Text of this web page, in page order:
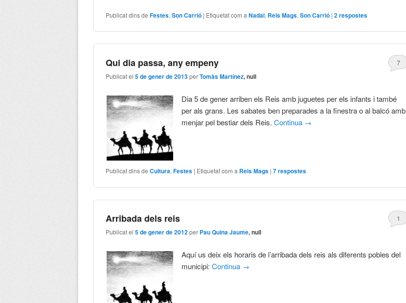
Publicat dins de Festes,Son Carrió | Etiquetat com a Nadal, Reis Mags,Son Carrió |2respostes
Qui dia passa, any empeny
Publicat el5 de gener de 2013perTomàs Martínez, null
7
Dia 5 de gener arriben els Reis amb juguetes per els infants i també
per als grans. Les sabates ben preparades a la finestra o al balcó amb
menjar pel bestiar dels Reis.Continua →
Publicat dins de Cultura,Festes | Etiquetat com a Reis Mags |7respostes
Arribada dels reis
Publicat el5 de gener de 2012per Pau Quina Jaume, null
1
Aquí us deix els horaris de l’arribada dels reis als diferents pobles del
municipi:Continua →